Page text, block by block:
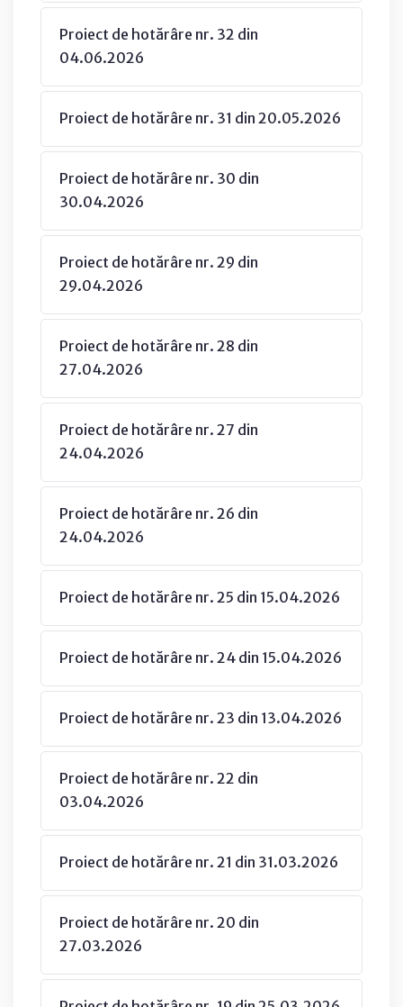
Proiect de hotărâre nr. 32 din
04.06.2026
Proiect de hotărâre nr. 31 din 20.05.2026
Proiect de hotărâre nr. 30 din
30.04.2026
Proiect de hotărâre nr. 29 din
29.04.2026
Proiect de hotărâre nr. 28 din
27.04.2026
Proiect de hotărâre nr. 27 din
24.04.2026
Proiect de hotărâre nr. 26 din
24.04.2026
Proiect de hotărâre nr. 25 din 15.04.2026
Proiect de hotărâre nr. 24 din 15.04.2026
Proiect de hotărâre nr. 23 din 13.04.2026
Proiect de hotărâre nr. 22 din
03.04.2026
Proiect de hotărâre nr. 21 din 31.03.2026
Proiect de hotărâre nr. 20 din
27.03.2026